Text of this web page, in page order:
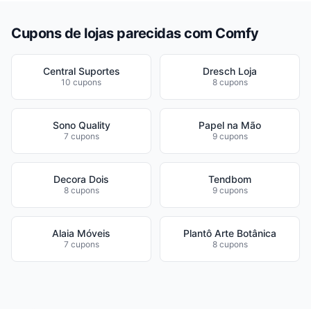
Cupons de lojas parecidas com Comfy
Central Suportes
10 cupons
Dresch Loja
8 cupons
Sono Quality
7 cupons
Papel na Mão
9 cupons
Decora Dois
8 cupons
Tendbom
9 cupons
Alaia Móveis
7 cupons
Plantô Arte Botânica
8 cupons